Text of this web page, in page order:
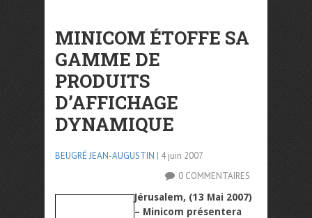
MINICOM ÉTOFFE SA
GAMME DE
PRODUITS
D’AFFICHAGE
DYNAMIQUE
BEUGRÉ JEAN-AUGUSTIN | 4 juin 2007
0 COMMENTAIRES
Jérusalem, (13 Mai 2007)
– Minicom présentera